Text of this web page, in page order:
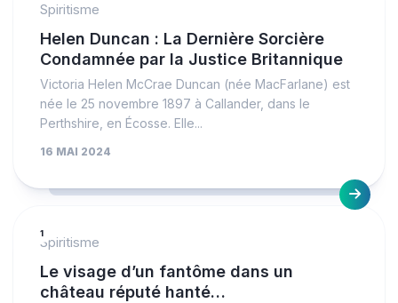
Spiritisme
Helen Duncan : La Dernière Sorcière
Condamnée par la Justice Britannique
Victoria Helen McCrae Duncan (née MacFarlane) est
née le 25 novembre 1897 à Callander, dans le
Perthshire, en Écosse. Elle...
16 MAI 2024
1
Spiritisme
Le visage d’un fantôme dans un
château réputé hanté…